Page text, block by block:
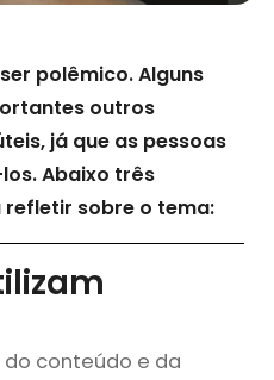
polêmico. Alguns
outros
já que as pessoas
Abaixo três
refletir sobre o tema:
conteúdo e da